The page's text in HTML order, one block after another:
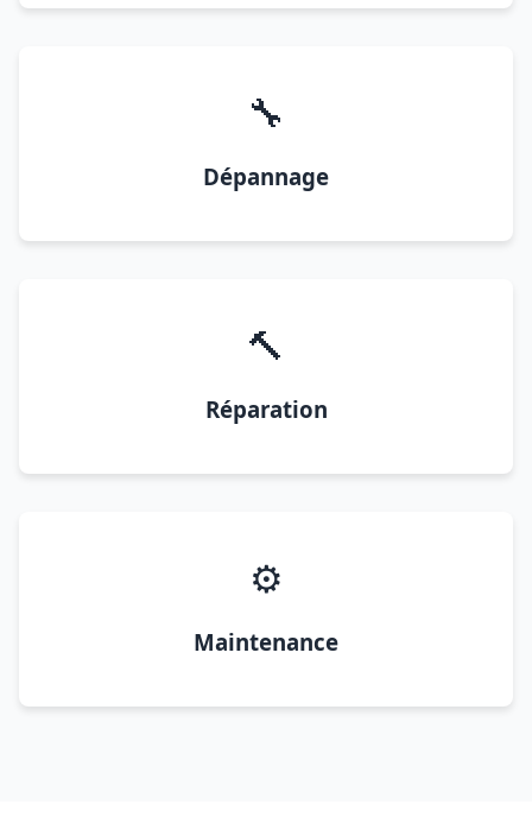
🔧
Dépannage
🔨
Réparation
⚙️
Maintenance